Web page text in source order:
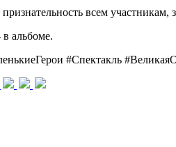
признательность всем участникам,
альбоме.
#Спектакль